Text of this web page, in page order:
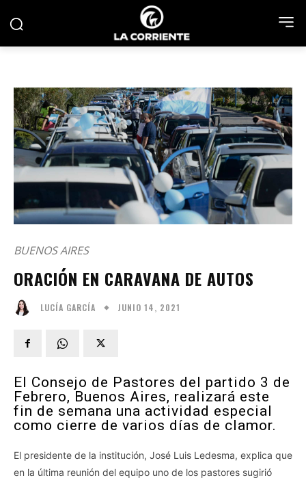
BUENOS AIRES
ORACIÓN EN CARAVANA DE AUTOS
LUCÍA GARCÍA JUNIO 14, 2021
El Consejo de Pastores del partido 3 de
Febrero, Buenos Aires, realizará este
fin de semana una actividad especial
como cierre de varios días de clamor.
El presidente de la institución, José Luis Ledesma, explica que
en la última reunión del equipo uno de los pastores sugirió